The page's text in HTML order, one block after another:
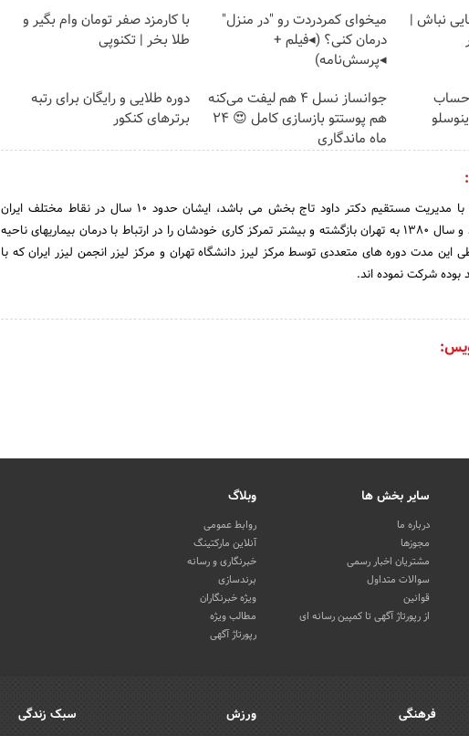
نباش |
میخوای کمردردت رو "در منزل"
درمان کنی؟ (◂فیلم +
◂پرسش‌نامه)
با کارمزد صفر تومان وام بگیر و
طلا بخر | تکنوپی
حساب
جوانساز نسل 4 هم لیفت می‌کنه
هم پوستتو بازسازی کامل 😍 24
ماه ماندگاری
دوره طلایی و رایگان برای رتبه
برترهای کنکور
این کلینیک تحت نظر و با مدیریت مستقیم دکتر داود تاج بخش می باشد، ایشان حدود 10 سال در نقاط مختلف ایران
مشغول کار عملی وبودند و سال 1380 به تهران بازگشته و بیشتر تمرکز کاری خودشان را در ارتباط با درمان بیماریهای ناحیه
این مدت دوره های متعددی توسط مرکز لیرز دانشگاه تهران و مرکز لیزر انجمن لیزر ایران که با
بوده شرکت نموده اند.
سایر بخش ها
درباره ما
مجوزها
مشتریان اخبار رسمی
سوالات متداول
قوانین
از رپورتاژ آگهی تا کمپین رسانه ای
وبلاگ
روابط عمومی
آنلاین مارکتینگ
خبرنگاری و رسانه
برندسازی
ویژه خبرنگاران
مطالب ویژه
رپورتاژ آگهی
فرهنگی ورزش سبک زندگی